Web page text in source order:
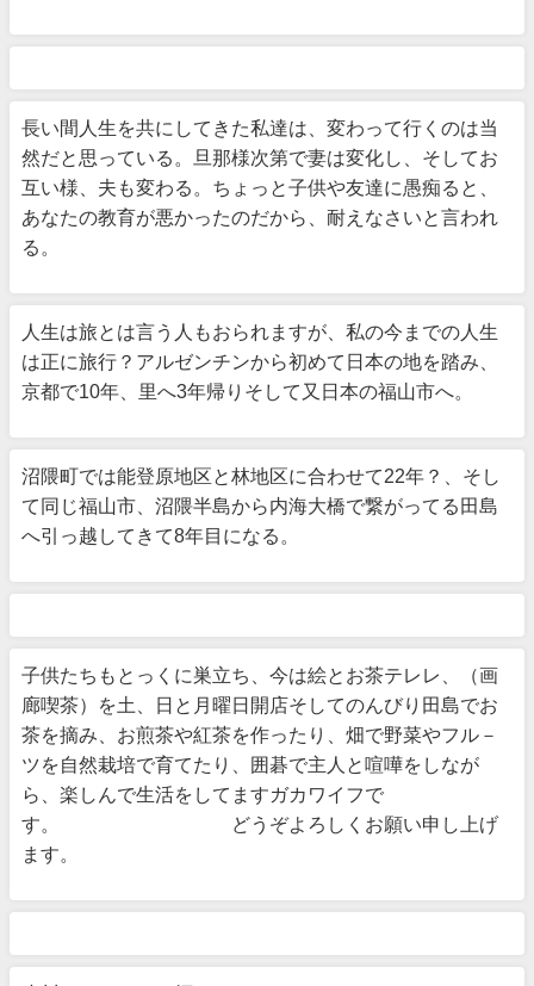
長い間人生を共にしてきた私達は、変わって行くのは当
然だと思っている。旦那様次第で妻は変化し、そしてお
互い様、夫も変わる。ちょっと子供や友達に愚痴ると、
あなたの教育が悪かったのだから、耐えなさいと言われ
る。
人生は旅とは言う人もおられますが、私の今までの人生
は正に旅行？アルゼンチンから初めて日本の地を踏み、
京都で10年、里へ3年帰りそして又日本の福山市へ。
沼隈町では能登原地区と林地区に合わせて22年？、そし
て同じ福山市、沼隈半島から内海大橋で繋がってる田島
へ引っ越してきて8年目になる。
子供たちもとっくに巣立ち、今は絵とお茶テレレ、（画
廊喫茶）を土、日と月曜日開店そしてのんびり田島でお
茶を摘み、お煎茶や紅茶を作ったり、畑で野菜やフル－
ツを自然栽培で育てたり、囲碁で主人と喧嘩をしなが
ら、楽しんで生活をしてますガカワイフで
す。 どうぞよろしくお願い申し上げ
ます。